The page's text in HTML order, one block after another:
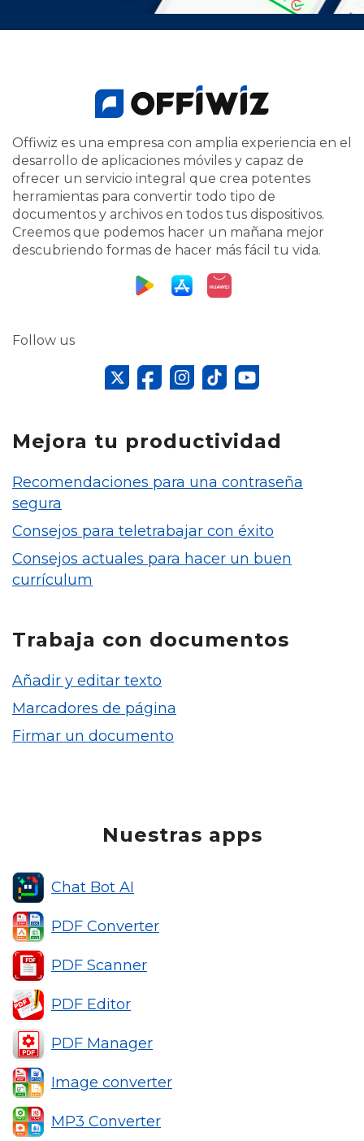
Offiwiz es una empresa con amplia experiencia en el
desarrollo de aplicaciones móviles y capaz de
ofrecer un servicio integral que crea potentes
herramientas para convertir todo tipo de
documentos y archivos en todos tus dispositivos.
Creemos que podemos hacer un mañana mejor
descubriendo formas de hacer más fácil tu vida.
Follow us
Mejora tu productividad
Recomendaciones para una contraseña
segura
Consejos para teletrabajar con éxito
Consejos actuales para hacer un buen
currículum
Trabaja con documentos
Añadir y editar texto
Marcadores de página
Firmar un documento
Nuestras apps
Chat Bot AI
PDF Converter
PDF Scanner
PDF Editor
PDF Manager
Image converter
MP3 Converter